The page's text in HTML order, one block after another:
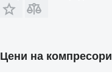
Цени на